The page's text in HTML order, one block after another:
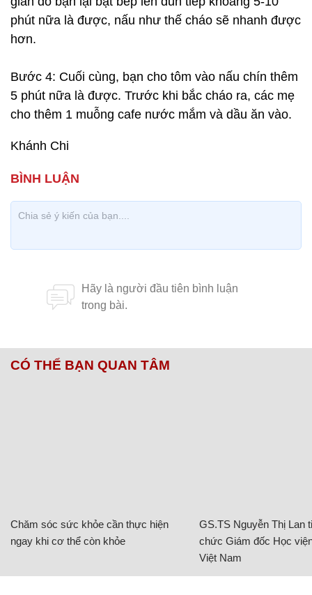
phút nữa là được, nấu như thế cháo sẽ nhanh được
hơn.
Bước 4: Cuối cùng, bạn cho tôm vào nấu chín thêm
5 phút nữa là được. Trước khi bắc cháo ra, các mẹ
cho thêm 1 muỗng cafe nước mắm và dầu ăn vào.
Khánh Chi
CÓ THỂ BẠN QUAN TÂM
Chăm sóc sức khỏe cần thực hiện
ngay khi cơ thể còn khỏe
GS.TS Nguyễn Thị Lan
chức Giám đốc Học
Việt Nam